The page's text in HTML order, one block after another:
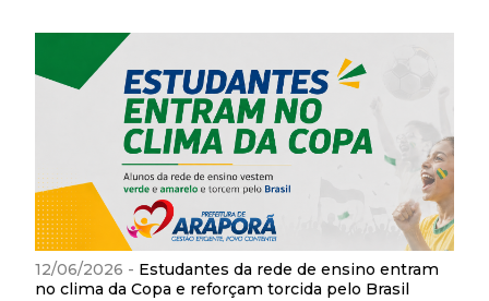
12/06/2026 - Estudantes da rede de ensino entram
no clima da Copa e reforçam torcida pelo Brasil